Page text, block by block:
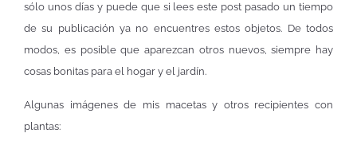
sólo unos días y puede que si lees este post pasado un tiempo
de su publicación ya no encuentres estos objetos. De todos
modos, es posible que aparezcan otros nuevos, siempre hay
cosas bonitas para el hogar y el jardín.
Algunas imágenes de mis macetas y otros recipientes con
plantas: